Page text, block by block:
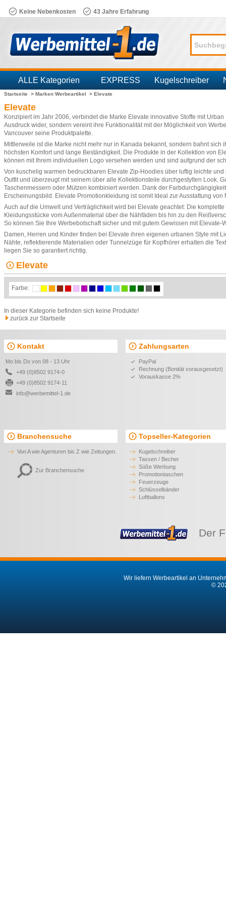
Keine Nebenkosten 43 Jahre Erfahrung
ALLE Kategorien EXPRESS Kugelschreiber
Branchen
Startseite > Marken Werbeartikel > Elevate
Elevate
Konzipiert im Jahr 2006, verbindet die Marke Elevate innovative Stoffe mit
Ausdruck wider, sondern vereint ihre Funktionalität mit der Möglichkeit von
Vancouver seine Produktpalette.
Mittlerweile ist die Marke nicht mehr nur in Kanada bekannt, sondern bahnt
höchsten Komfort und lange Beständigkeit. Die Produkte in der Kollektion von
können mit Ihrem individuellen Logo versehen werden und sind aufgrund der
Von kuschelig warmen bedruckbaren Elevate Zip-Hoodies über luftig leichte
Outfit und überzeugt mit seinem über alle Kollektionsteile durchgestylten Look.
Taschenmessern oder Mützen kombiniert werden. Dank der
Erscheinungsbild. Elevate Promotionkleidung ist somit Ideal zur Ausstattung von
Auch auf die Umwelt und Verträglichkeit wird bei Elevate geachtet: Die
Kleidungsstücke vom Außenmaterial über die Nähfäden bis hin zu den
So können Sie Ihre Werbebotschaft sicher und mit gutem Gewissen mit Elevate-
Damen, Herren und Kinder finden bei Elevate ihren eigenen urbanen Style mit
Nähte, reflektierende Materialien oder Tunnelzüge für Kopfhörer erhalten die
liegen Sie so garantiert richtig.
Elevate
Farbe:
In dieser Kategorie befinden sich keine Produkte!
zurück zur Startseite
Kontakt
Mo bis Do von 08 - 13 Uhr
+49 (0)8502 9174-0
+49 (0)8502 9174-11
info@werbemittel-1.de
Zahlungsarten
PayPal
Rechnung (Bonität vorausgesetzt)
Vorauskasse 2%
Branchensuche
Von A wie Agenturen bis Z wie Zeitungen.
Zur Branchensuche
Topseller-Kategorien
Kugelschreiber
Tassen / Becher
Süße Werbung
Promotiontaschen
Feuerzeuge
Schlüsselbänder
Luftballons
Der
Wir liefern Werbeartikel an
©